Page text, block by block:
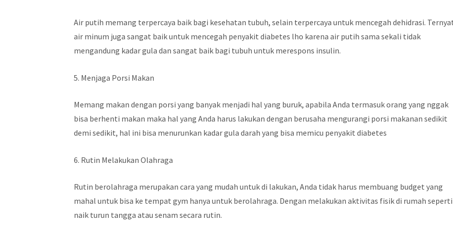
Air putih memang terpercaya baik bagi kesehatan tubuh, selain terpercaya untuk mencegah dehidrasi.
air minum juga sangat baik untuk mencegah penyakit diabetes lho karena air putih sama sekali tidak
mengandung kadar gula dan sangat baik bagi tubuh untuk merespons insulin.
5. Menjaga Porsi Makan
Memang makan dengan porsi yang banyak menjadi hal yang buruk, apabila Anda termasuk orang yang nggak
bisa berhenti makan maka hal yang Anda harus lakukan dengan berusaha mengurangi porsi makanan sedikit
demi sedikit, hal ini bisa menurunkan kadar gula darah yang bisa memicu penyakit diabetes
6. Rutin Melakukan Olahraga
Rutin berolahraga merupakan cara yang mudah untuk di lakukan, Anda tidak harus membuang budget yang
mahal untuk bisa ke tempat gym hanya untuk berolahraga. Dengan melakukan aktivitas fisik di rumah seperti
naik turun tangga atau senam secara rutin.